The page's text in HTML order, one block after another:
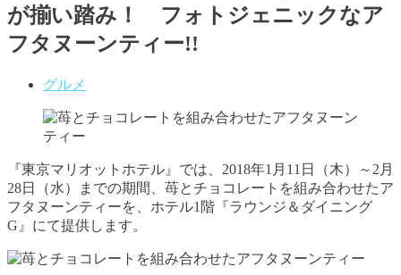
が揃い踏み！ フォトジェニックなア
フタヌーンティー!!
グルメ
『東京マリオットホテル』では、2018年1月11日（木）～2月
28日（水）までの期間、苺とチョコレートを組み合わせたア
フタヌーンティーを、ホテル1階『ラウンジ＆ダイニング
G』にて提供します。